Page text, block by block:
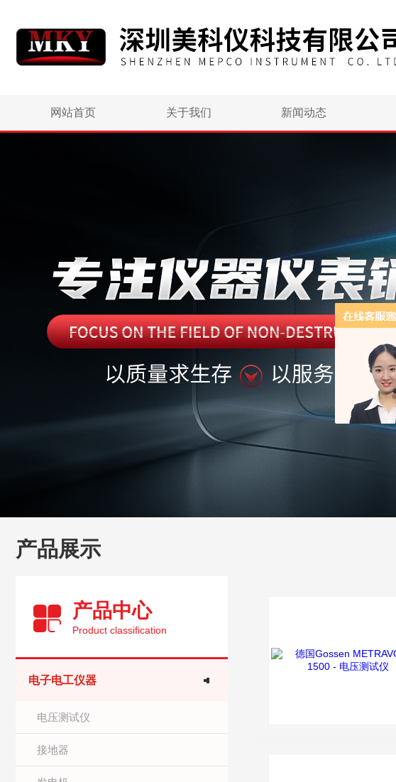
网站首页 关于我们 新闻动态
产品展示
产品中心
Product classification
电子电工仪器
电压测试仪
接地器